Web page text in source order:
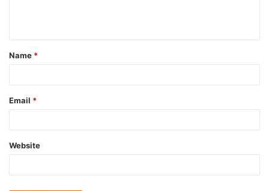
Name *
Email *
Website